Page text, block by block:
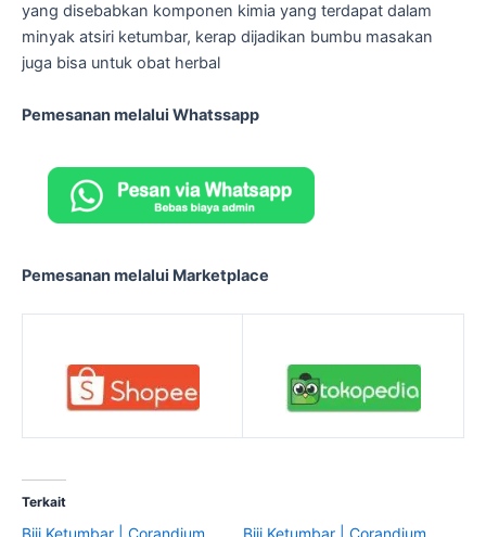
yang disebabkan komponen kimia yang terdapat dalam
minyak atsiri ketumbar, kerap dijadikan bumbu masakan
juga bisa untuk obat herbal
Pemesanan melalui Whatssapp
Pemesanan melalui Marketplace
Terkait
Biji Ketumbar | Corandium Biji Ketumbar | Corandium